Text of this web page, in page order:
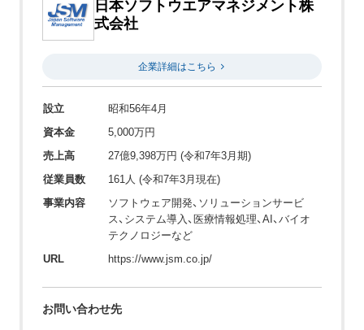
日本ソフトウエアマネジメント株
式会社
企業詳細はこちら
設立
昭和56年4月
資本金
5,000万円
売上高
27億9,398万円 (令和7年3月期)
従業員数
161人 (令和7年3月現在)
事業内容
ソフトウェア開発、ソリューションサービ
ス、システム導入、医療情報処理、AI、バイオ
テクノロジーなど
URL
https://www.jsm.co.jp/
お問い合わせ先